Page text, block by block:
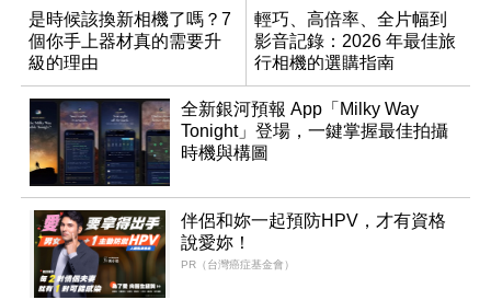
是時候該換新相機了嗎？7
個你手上器材真的需要升
級的理由
輕巧、高倍率、全片幅到
影音記錄：2026 年最佳旅
行相機的選購指南
全新銀河預報 App「Milky Way
Tonight」登場，一鍵掌握最佳拍攝
時機與構圖
伴侶和妳一起預防HPV，才有資格
說愛妳！
PR（台灣癌症基金會）